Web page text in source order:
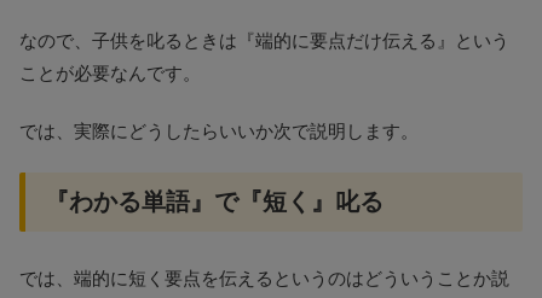
なので、子供を叱るときは『端的に要点だけ伝える』という
ことが必要なんです。
では、実際にどうしたらいいか次で説明します。
『わかる単語』で『短く』叱る
では、端的に短く要点を伝えるというのはどういうことか説